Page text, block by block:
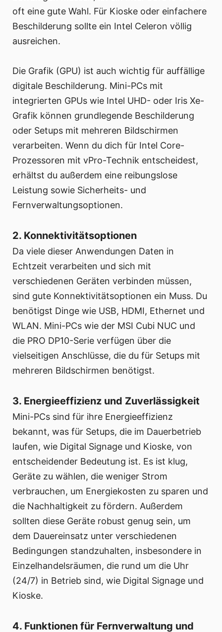
oft eine gute Wahl. Für Kioske oder einfachere
Beschilderung sollte ein Intel Celeron völlig
ausreichen.
Die Grafik (GPU) ist auch wichtig für auffällige
digitale Beschilderung. Mini-PCs mit
integrierten GPUs wie Intel UHD- oder Iris Xe-
Grafik können grundlegende Beschilderung
oder Setups mit mehreren Bildschirmen
verarbeiten. Wenn du dich für Intel Core-
Prozessoren mit vPro-Technik entscheidest,
erhältst du außerdem eine reibungslose
Leistung sowie Sicherheits- und
Fernverwaltungsoptionen.
2. Konnektivitätsoptionen
Da viele dieser Anwendungen Daten in
Echtzeit verarbeiten und sich mit
verschiedenen Geräten verbinden müssen,
sind gute Konnektivitätsoptionen ein Muss. Du
benötigst Dinge wie USB, HDMI, Ethernet und
WLAN. Mini-PCs wie der MSI Cubi NUC und
die PRO DP10-Serie verfügen über die
vielseitigen Anschlüsse, die du für Setups mit
mehreren Bildschirmen benötigst.
3. Energieeffizienz und Zuverlässigkeit
Mini-PCs sind für ihre Energieeffizienz
bekannt, was für Setups, die im Dauerbetrieb
laufen, wie Digital Signage und Kioske, von
entscheidender Bedeutung ist. Es ist klug,
Geräte zu wählen, die weniger Strom
verbrauchen, um Energiekosten zu sparen und
die Nachhaltigkeit zu fördern. Außerdem
sollten diese Geräte robust genug sein, um
dem Dauereinsatz unter verschiedenen
Bedingungen standzuhalten, insbesondere in
Einzelhandelsräumen, die rund um die Uhr
(24/7) in Betrieb sind, wie Digital Signage und
Kioske.
4. Funktionen für Fernverwaltung und